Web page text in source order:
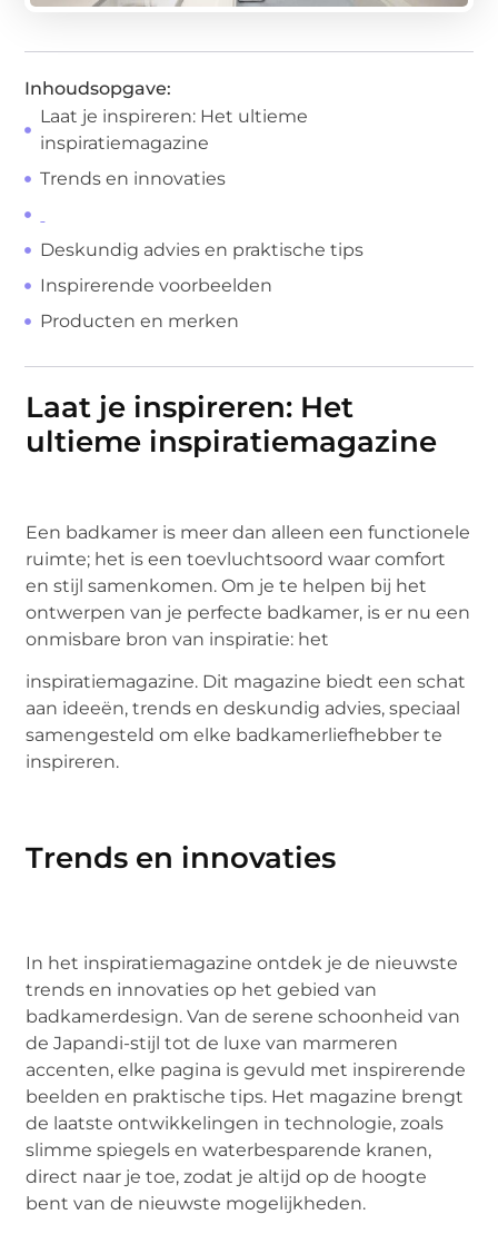
Inhoudsopgave:
Laat je inspireren: Het ultieme
inspiratiemagazine
Trends en innovaties
Deskundig advies en praktische tips
Inspirerende voorbeelden
Producten en merken
Laat je inspireren: Het
ultieme inspiratiemagazine
Een badkamer is meer dan alleen een functionele
ruimte; het is een toevluchtsoord waar comfort
en stijl samenkomen. Om je te helpen bij het
ontwerpen van je perfecte badkamer, is er nu een
onmisbare bron van inspiratie: het
inspiratiemagazine. Dit magazine biedt een schat
aan ideeën, trends en deskundig advies, speciaal
samengesteld om elke badkamerliefhebber te
inspireren.
Trends en innovaties
In het inspiratiemagazine ontdek je de nieuwste
trends en innovaties op het gebied van
badkamerdesign. Van de serene schoonheid van
de Japandi-stijl tot de luxe van marmeren
accenten, elke pagina is gevuld met inspirerende
beelden en praktische tips. Het magazine brengt
de laatste ontwikkelingen in technologie, zoals
slimme spiegels en waterbesparende kranen,
direct naar je toe, zodat je altijd op de hoogte
bent van de nieuwste mogelijkheden.